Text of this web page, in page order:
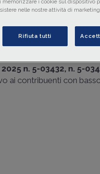
n. 5-03432, n. 5-
ai contribuenti con
nelle nostre attività di marketing.
Rifiuta tutti